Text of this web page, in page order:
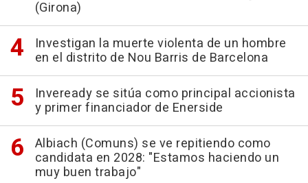
(Girona)
Investigan la muerte violenta de un hombre
en el distrito de Nou Barris de Barcelona
Inveready se sitúa como principal accionista
y primer financiador de Enerside
Albiach (Comuns) se ve repitiendo como
candidata en 2028: "Estamos haciendo un
muy buen trabajo"